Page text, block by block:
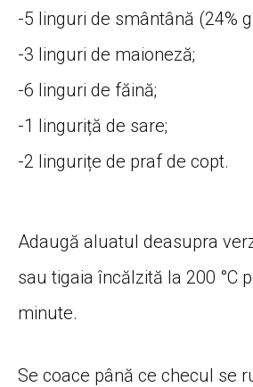
-5 linguri de smântână (24%
-3 linguri de maioneză;
-6 linguri de făină;
-1 linguriță de sare;
-2 lingurițe de praf de copt.
Adaugă aluatul deasupra
sau tigaia încălzită la 200 °C
minute.
Se coace până ce checul se